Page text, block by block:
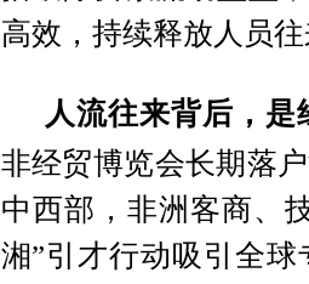
高效，持续释放人员
人流往来背后，
非经贸博览会长期落
中西部，非洲客商、
湘”引才行动吸引全